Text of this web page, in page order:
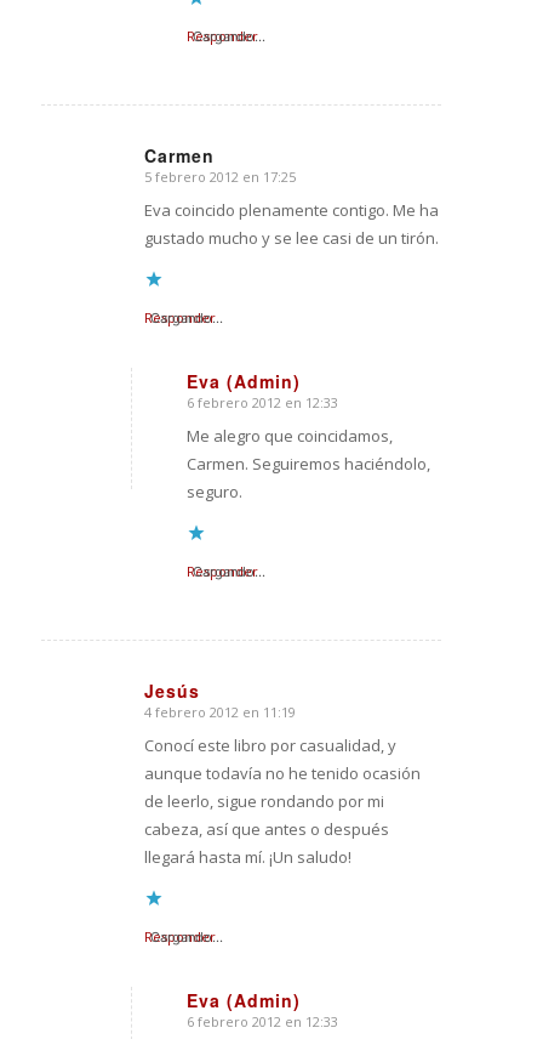
Cargando...
Responder
Carmen
Dice:
5 febrero 2012 en 17:25
Eva coincido plenamente contigo. Me ha
gustado mucho y se lee casi de un tirón.
Cargando...
Responder
Eva (Admin)
Dice:
6 febrero 2012 en 12:33
Me alegro que coincidamos,
Carmen. Seguiremos haciéndolo,
seguro.
Cargando...
Responder
Jesús
Dice:
4 febrero 2012 en 11:19
Conocí este libro por casualidad, y
aunque todavía no he tenido ocasión
de leerlo, sigue rondando por mi
cabeza, así que antes o después
llegará hasta mí. ¡Un saludo!
Cargando...
Responder
Eva (Admin)
Dice:
6 febrero 2012 en 12:33